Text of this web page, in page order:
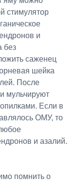
стимулятор
и
без
саженец
шейка
После
мульчируют
Если в
ОМУ, то
и азалий.
помнить о